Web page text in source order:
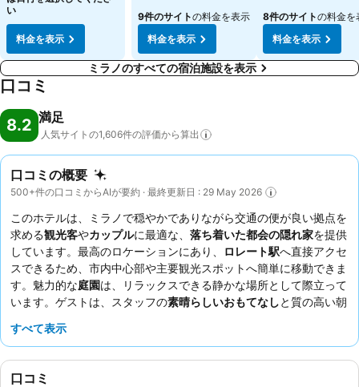
い
料金を表示
9件のサイトの料金を表示
料金を表示
8件のサイトの料金を
料金を表示
ミラノのすべての宿泊施設を表示
口コミ
8.2 満足
人気サイトの1,606件の評価から算出
口コミの概要
500+件の口コミからAIが要約 · 最終更新日 : 29 May 2026
このホテルは、ミラノで穏やかでありながら交通の便が良い拠点を
求める観光客やカップルに最適な、 落ち着いた都会の隠れ家を提供
しています。最高のロケーションにあり、
ロレート駅へ直接アクセ
スできるため、市内中心部や主要観光スポットへ簡単に移動できま
す。魅力的な庭園は、リラックスできる静かな場所として際立って
います。ゲストは、スタッフの素晴らしいおもてなしと質の高い朝
オプションを一貫して高く評価しています。より広い空間と美しい
すべて表示
口コミ